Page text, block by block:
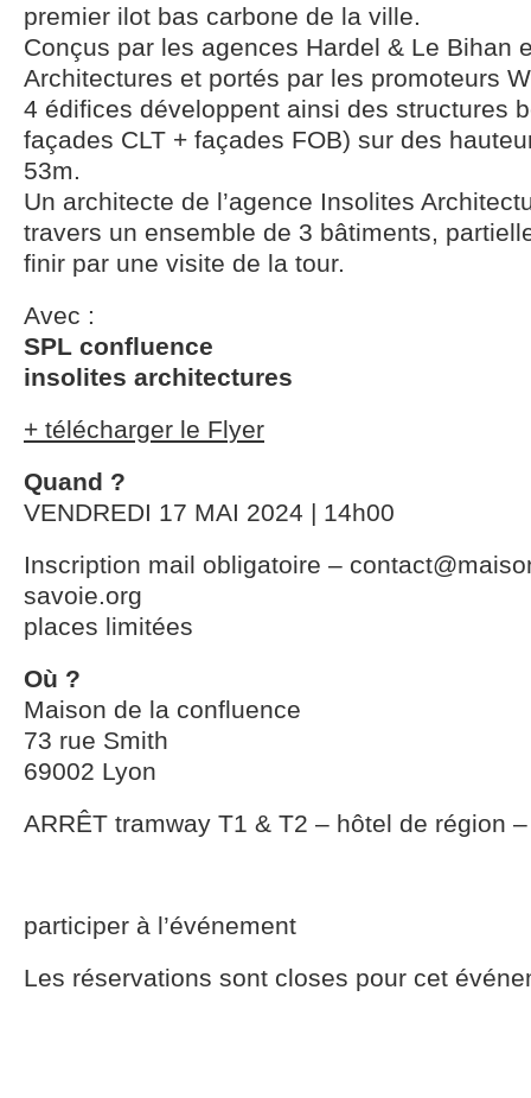
premier ilot bas carbone de la ville.
Conçus par les agences Hardel & Le Bihan
Architectures et portés par les promoteurs
4 édifices développent ainsi des structures
façades CLT + façades FOB) sur des
53m.
Un architecte de l’agence Insolites
travers un ensemble de 3 bâtiments,
finir par une visite de la tour.
Avec :
SPL confluence
insolites architectures
+ télécharger le Flyer
Quand ?
VENDREDI 17 MAI 2024 | 14h00
Inscription mail obligatoire –
savoie.org
places limitées
Où ?
Maison de la confluence
73 rue Smith
69002 Lyon
ARRÊT tramway T1 & T2 – hôtel de région
participer à l’événement
Les réservations sont closes pour cet